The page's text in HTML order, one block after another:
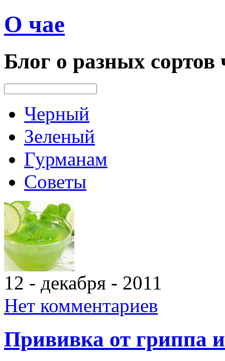
О чае
Блог о разных сортов
Черный
Зеленый
Гурманам
Советы
12 - декабря - 2011
Нет комментариев
Прививка от гриппа